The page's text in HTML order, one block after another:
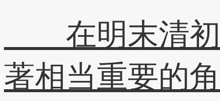
在明末清初
著相当重要的